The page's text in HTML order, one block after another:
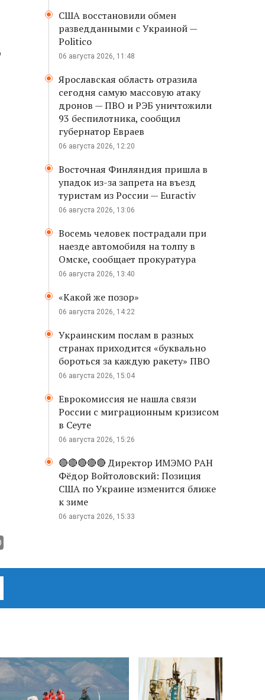
США восстановили обмен
разведданными с Украиной —
Politico
06 августа 2026, 11:48
Ярославская область отразила
сегодня самую массовую атаку
дронов — ПВО и РЭБ уничтожили
93 беспилотника, сообщил
губернатор Евраев
06 августа 2026, 12:20
Восточная Финляндия пришла в
упадок из-за запрета на въезд
туристам из России — Euractiv
06 августа 2026, 13:06
Восемь человек пострадали при
наезде автомобиля на толпу в
Омске, сообщает прокуратура
06 августа 2026, 13:40
«Какой же позор»
06 августа 2026, 14:22
Украинским послам в разных
странах приходится «буквально
бороться за каждую ракету» ПВО
06 августа 2026, 15:04
Еврокомиссия не нашла связи
России с миграционным кризисом
в Сеуте
06 августа 2026, 15:26
🔴🔴🔴🔴🔴 Директор ИМЭМО РАН
Фёдор Войтоловский: Позиция
США по Украине изменится ближе
к зиме
06 августа 2026, 15:33